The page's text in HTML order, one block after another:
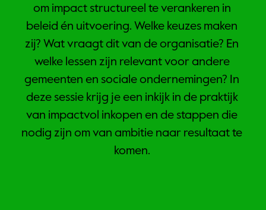
om impact structureel te verankeren in
beleid én uitvoering. Welke keuzes maken
zij? Wat vraagt dit van de organisatie? En
welke lessen zijn relevant voor andere
gemeenten en sociale ondernemingen? In
deze sessie krijg je een inkijk in de praktijk
van impactvol inkopen en de stappen die
nodig zijn om van ambitie naar resultaat te
komen.